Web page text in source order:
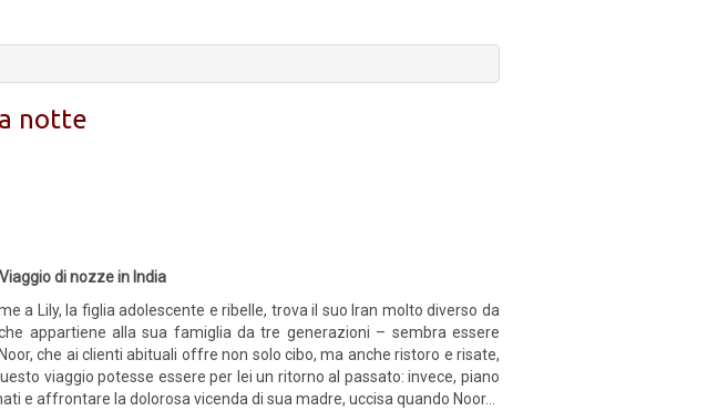
notte
di nozze in India
a Lily, la figlia adolescente e ribelle, trova il suo Iran molto diverso da
appartiene alla sua famiglia da tre generazioni – sembra essere
che ai clienti abituali offre non solo cibo, ma anche ristoro e risate,
viaggio potesse essere per lei un ritorno al passato: invece, piano
e affrontare la dolorosa vicenda di sua madre, uccisa quando Noor...